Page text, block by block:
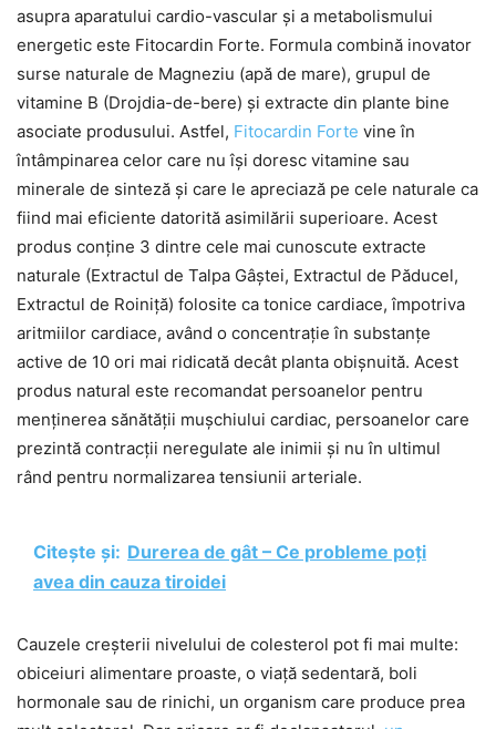
asupra aparatului cardio-vascular și a metabolismului
energetic este Fitocardin Forte. Formula combină inovator
surse naturale de Magneziu (apă de mare), grupul de
vitamine B (Drojdia-de-bere) și extracte din plante bine
asociate produsului. Astfel, Fitocardin Forte vine în
întâmpinarea celor care nu își doresc vitamine sau
minerale de sinteză și care le apreciază pe cele naturale ca
fiind mai eficiente datorită asimilării superioare. Acest
produs conține 3 dintre cele mai cunoscute extracte
naturale (Extractul de Talpa Gâștei, Extractul de Păducel,
Extractul de Roiniță) folosite ca tonice cardiace, împotriva
aritmiilor cardiace, având o concentrație în substanțe
active de 10 ori mai ridicată decât planta obișnuită. Acest
produs natural este recomandat persoanelor pentru
menținerea sănătății mușchiului cardiac, persoanelor care
prezintă contracții neregulate ale inimii și nu în ultimul
rând pentru normalizarea tensiunii arteriale.
Citește și: Durerea de gât – Ce probleme poți
avea din cauza tiroidei
Cauzele creșterii nivelului de colesterol pot fi mai multe:
obiceiuri alimentare proaste, o viață sedentară, boli
hormonale sau de rinichi, un organism care produce prea